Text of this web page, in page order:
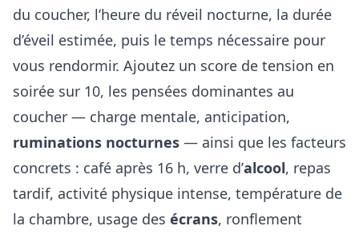
du coucher, l’heure du réveil nocturne, la durée
d’éveil estimée, puis le temps nécessaire pour
vous rendormir. Ajoutez un score de tension en
soirée sur 10, les pensées dominantes au
coucher — charge mentale, anticipation,
ruminations nocturnes — ainsi que les facteurs
concrets : café après 16 h, verre d’alcool, repas
tardif, activité physique intense, température de
la chambre, usage des écrans, ronflement